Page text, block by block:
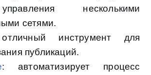
несколькими
сетями.
инструмент для
публикаций.
: автоматизирует процесс